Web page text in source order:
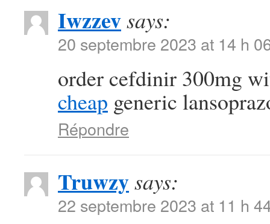
Iwzzevsays:
20 septembre 2023 at 14 h
order cefdinir 300mg
cheap generic
Répondre
Truwzysays:
22 septembre 2023 at 11 h